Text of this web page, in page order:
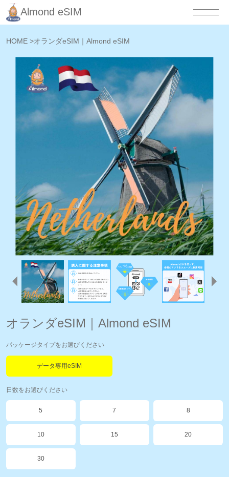
Almond eSIM
HOME >オランダeSIM｜Almond eSIM
オランダeSIM｜Almond eSIM
パッケージタイプをお選びください
データ専用eSIM
日数をお選びください
5 7 8
10 15 20
30